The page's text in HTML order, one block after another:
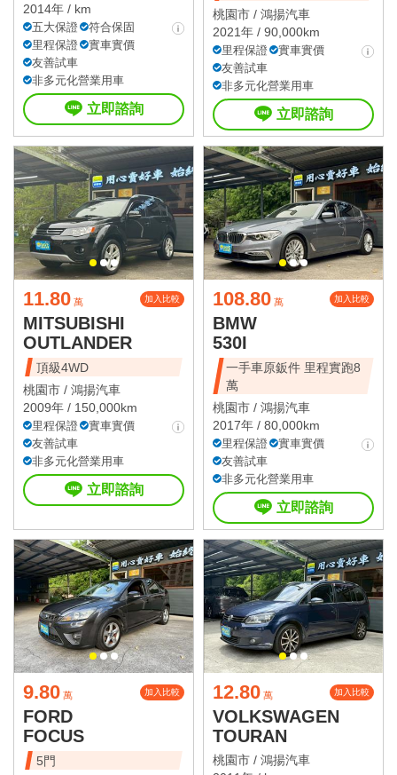
2014年 / km
五大保證
符合保固
里程保證
實車實價
友善試車
非多元化營業用車
立即諮詢
桃園市 / 鴻揚汽車
2021年 / 90,000km
里程保證
實車實價
友善試車
非多元化營業用車
立即諮詢
11.80 萬 加入比較
MITSUBISHI
OUTLANDER
頂級4WD
桃園市 / 鴻揚汽車
2009年 / 150,000km
里程保證
實車實價
友善試車
非多元化營業用車
立即諮詢
108.80 萬 加入比較
BMW
530I
一手車原鈑件 里程實跑8
萬
桃園市 / 鴻揚汽車
2017年 / 80,000km
里程保證
實車實價
友善試車
非多元化營業用車
立即諮詢
9.80 萬 加入比較
FORD
FOCUS
5門
12.80 萬 加入比較
VOLKSWAGEN
TOURAN
桃園市 / 鴻揚汽車